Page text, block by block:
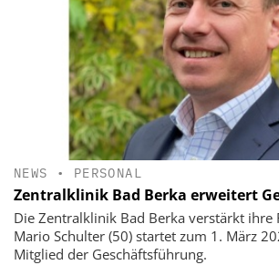
NEWS • PERSONAL
Zentralklinik Bad Berka erweitert
Die Zentralklinik Bad Berka verstärkt ihre
Mario Schulter (50) startet zum 1. März
Mitglied der Geschäftsführung.